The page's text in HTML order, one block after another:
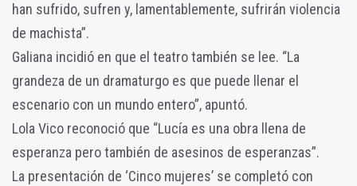
han sufrido, sufren y, lamentablemente, sufrirán violencia
de machista”.
Galiana incidió en que el teatro también se lee. “La
grandeza de un dramaturgo es que puede llenar el
escenario con un mundo entero”, apuntó.
Lola Vico reconoció que “Lucía es una obra llena de
esperanza pero también de asesinos de esperanzas”.
La presentación de ‘Cinco mujeres’ se completó con